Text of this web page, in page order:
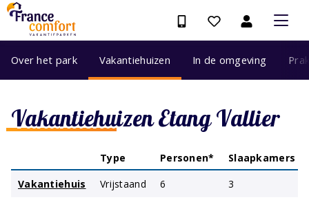
Over het park Vakantiehuizen In de omgeving
Vakantiehuizen Etang Vallier
Type Personen*
Slaapkamers
Vakantiehuis
Vrijstaand 6 3